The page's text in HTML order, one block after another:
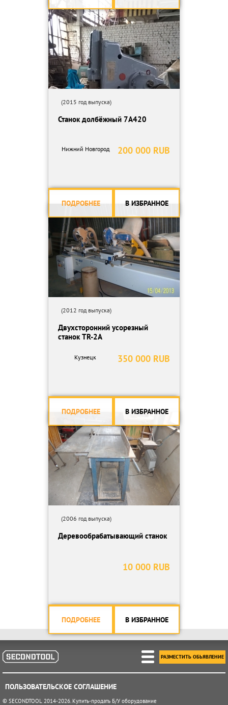
(2015 год выпуска)
Станок долбёжный 7А420
200 000 RUB
Нижний Новгород
ПОДРОБНЕЕ В ИЗБРАННОЕ
(2012 год выпуска)
Двухсторонний усорезный
станок TR-2A
350 000 RUB
Кузнецк
ПОДРОБНЕЕ В ИЗБРАННОЕ
(2006 год выпуска)
Деревообрабатывающий станок
10 000 RUB
ПОДРОБНЕЕ В ИЗБРАННОЕ
ПОЛЬЗОВАТЕЛЬСКОЕ СОГЛАШЕНИЕ
РАЗМЕСТИТЬ ОБЬЯВЛЕНИЕ
© SECONDTOOL 2014-2026. Купить-продать Б/У оборудование